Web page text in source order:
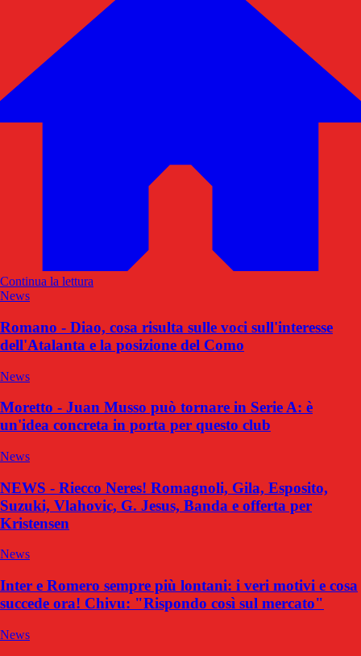
Continua la lettura
News
Romano - Diao, cosa risulta sulle voci sull'interesse
dell'Atalanta e la posizione del Como
News
Moretto - Juan Musso può tornare in Serie A: è
un'idea concreta in porta per questo club
News
NEWS - Riecco Neres! Romagnoli, Gila, Esposito,
Suzuki, Vlahovic, G. Jesus, Banda e offerta per
Kristensen
News
Inter e Romero sempre più lontani: i veri motivi e cosa
succede ora! Chivu: "Rispondo così sul mercato"
News